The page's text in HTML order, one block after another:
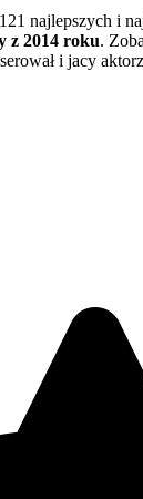
najlepszych i
z 2014 roku.
i jacy